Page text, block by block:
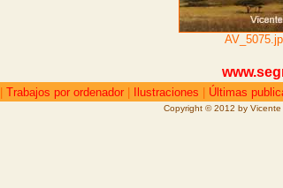
Trabajos por ordenador| Ilustraciones Últimas
Copyright © 2012 by Vicente